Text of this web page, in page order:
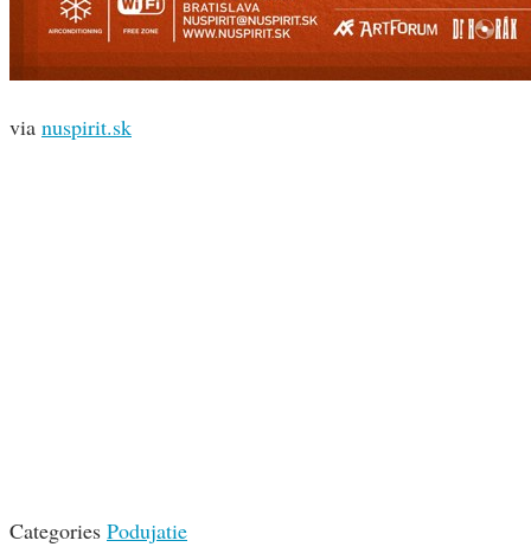
via nuspirit.sk
Categories Podujatie